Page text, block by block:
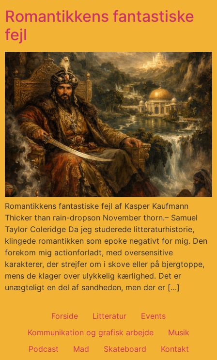
Romantikkens fantastiske
fejl
Romantikkens fantastiske fejl af Kasper Kaufmann
Thicker than rain-dropson November thorn.– Samuel
Taylor Coleridge Da jeg studerede litteraturhistorie,
klingede romantikken som epoke negativt for mig. Den
forekom mig actionforladt, med oversensitive
karakterer, der strejfer om i skove eller på bjergtoppe,
mens de klager over ulykkelig kærlighed. Det er
unægteligt en del af sandheden, men der er […]
Forside Litteratur
Events
Kommunikation og grafisk arbejde
Musik
Podcast
Mad Skateboard Kontakt